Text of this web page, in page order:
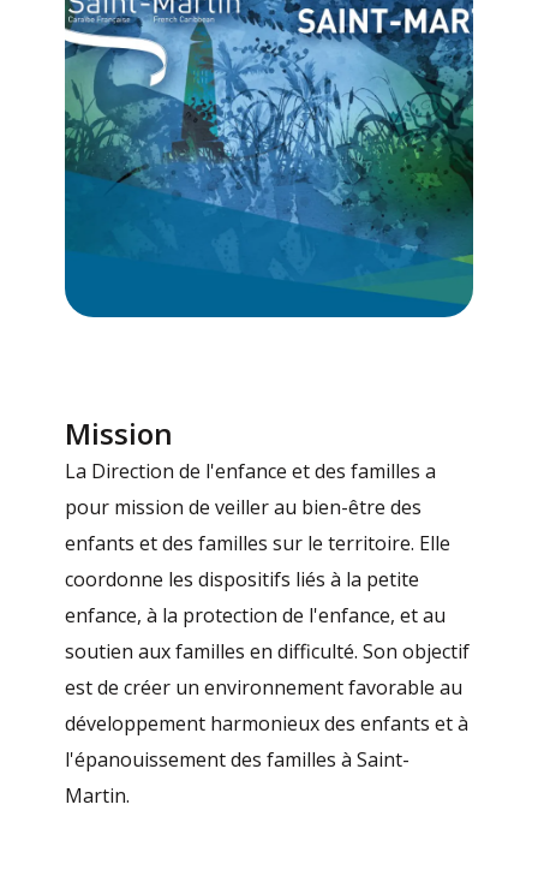
Mission
La Direction de l'enfance et des familles a
pour mission de veiller au bien-être des
enfants et des familles sur le territoire. Elle
coordonne les dispositifs liés à la petite
enfance, à la protection de l'enfance, et au
soutien aux familles en difficulté. Son objectif
est de créer un environnement favorable au
développement harmonieux des enfants et à
l'épanouissement des familles à Saint-
Martin.